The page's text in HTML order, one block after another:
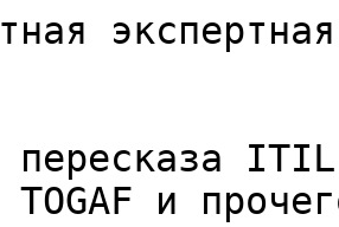
пересказа
TOGAF и